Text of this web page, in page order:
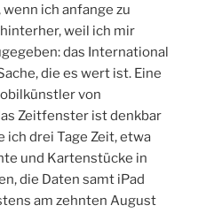
ich anfange zu
weil ich mir
das International
die es wert ist. Eine
von
Zeitfenster ist denkbar
ich drei Tage Zeit, etwa
und Kartenstücke in
die Daten samt iPad
am zehnten August